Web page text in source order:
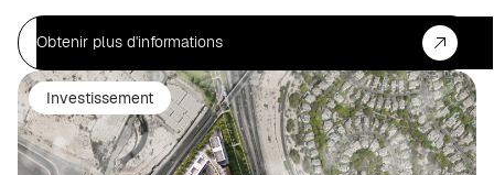
Obtenir plus d'informations
Investissement